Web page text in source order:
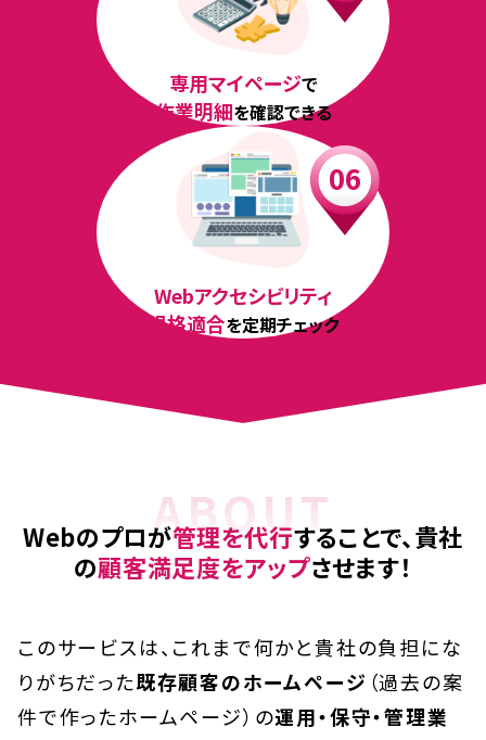
専用マイページで
作業明細を確認できる
Webアクセシビリティ
規格適合を定期チェック
Webのプロが管理を代行することで、貴社
の顧客満足度をアップさせます！
ABOUT
このサービスは、これまで何かと貴社の負担にな
りがちだった既存顧客のホームページ （過去の案
件で作ったホームページ）の運用・保守・管理業